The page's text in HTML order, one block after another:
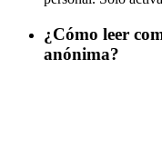
¿Cómo leer
anónima?